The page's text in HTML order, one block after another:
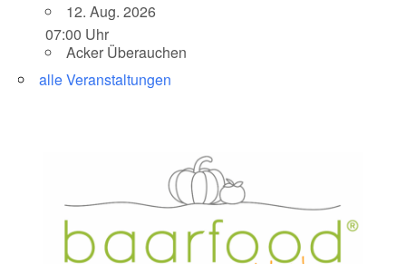
12. Aug. 2026
07:00 Uhr
Acker Überauchen
alle Veranstaltungen